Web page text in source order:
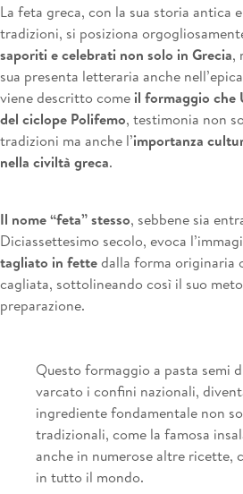
La feta greca, con la sua storia antica
tradizioni, si posiziona
saporiti e celebrati non solo in Grecia,
sua presenta letteraria anche nell’epica
viene descritto comeil formaggio che
del ciclope Polifemo, testimonia non
tradizioni ma anche l’importanza
nella civiltà greca.
Il nome “feta” stesso, sebbene sia
Diciassettesimo secolo, evoca
tagliato in fettedalla forma originaria
cagliata, sottolineando così il suo
preparazione.
Questo formaggio a pasta semi
varcato i confini nazionali,
ingrediente fondamentale non
tradizionali, come la famosa
anche in numerose altre ricette,
in tutto il mondo.